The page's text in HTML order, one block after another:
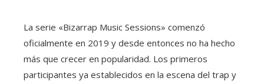
La serie «Bizarrap Music Sessions» comenzó
oficialmente en 2019 y desde entonces no ha hecho
más que crecer en popularidad. Los primeros
participantes ya establecidos en la escena del trap y